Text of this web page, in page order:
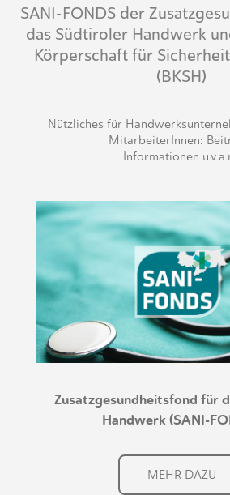
SANI-FONDS der
das Südtiroler Handwerk
Körperschaft für
(BKSH)
Nützliches für
MitarbeiterInnen:
Informationen
Zusatzgesundheitsfond für
Handwerk (SANI-
MEHR DAZU